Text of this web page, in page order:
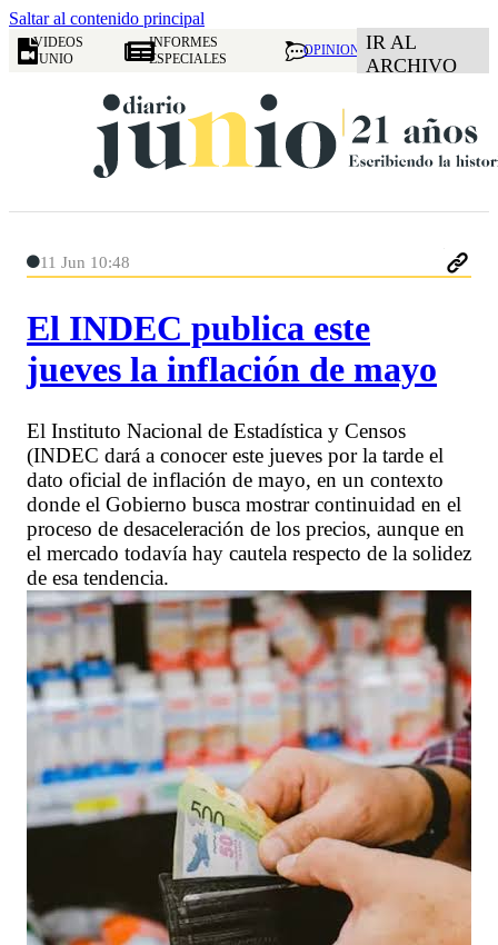
Saltar al contenido principal
VIDEOS
JUNIO
INFORMES
ESPECIALES
OPINION IR AL
ARCHIVO
11 Jun 10:48
El INDEC publica este
jueves la inflación de mayo
El Instituto Nacional de Estadística y Censos
(INDEC dará a conocer este jueves por la tarde el
dato oficial de inflación de mayo, en un contexto
donde el Gobierno busca mostrar continuidad en el
proceso de desaceleración de los precios, aunque en
el mercado todavía hay cautela respecto de la solidez
de esa tendencia.